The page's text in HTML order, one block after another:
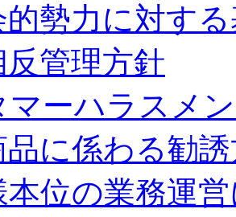
的勢力に対す
管理方針
マーハラスメ
品に係わる勧
本位の業務運